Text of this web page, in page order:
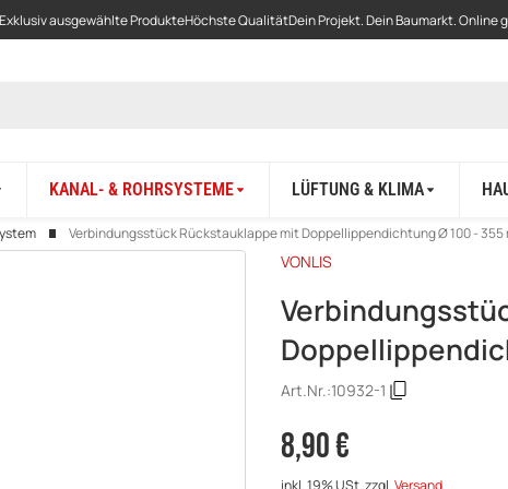
Exklusiv ausgewählte ProdukteHöchste QualitätDein Projekt. Dein Baumarkt. Online
KANAL- & ROHRSYSTEME LÜFTUNG & KLIMA
Verbindungsstück Rückstauklappe mit Doppellippendichtung Ø 100 - 355
VONLIS
Art.Nr.:10932-1
8,90 €
inkl. 19% USt.zzgl.Versand